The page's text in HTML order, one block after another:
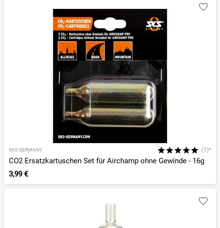
SKS GERMANY (1)*
CO2 Ersatzkartuschen Set für Airchamp ohne Gewinde - 16g
3,99 €